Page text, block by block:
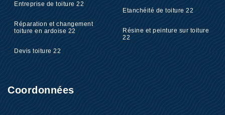
Entreprise de toiture 22
Réparation et changement
toiture en ardoise 22
Devis toiture 22
Etanchéité de toiture 22
Résine et peinture sur toiture
22
Coordonnées